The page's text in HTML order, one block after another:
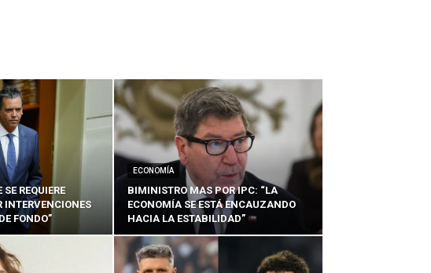
REQUIERE
INTERVENCIONES
FONDO”
ECONOMÍA
BIMINISTRO MAS POR IPC: “LA
ECONOMÍA SE ESTÁ ENCAUZANDO
HACIA LA ESTABILIDAD”